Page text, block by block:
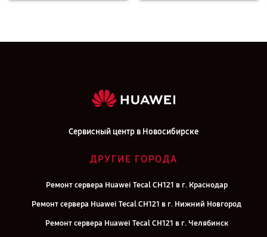
Сервисный центр в Новосибирске
ДРУГИЕ ГОРОДА
Ремонт сервера Huawei Tecal CH121 в г. Краснодар
Ремонт сервера Huawei Tecal CH121 в г. Нижний Новгород
Ремонт сервера Huawei Tecal CH121 в г. Челябинск